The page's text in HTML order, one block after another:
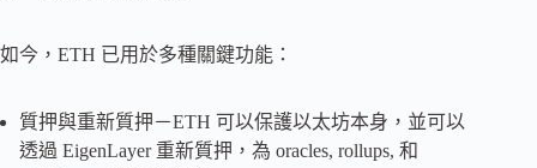
如今，ETH 已用於多種關鍵功能：
質押與重新質押－ETH 可以保護以太坊本身，並可以
透過 EigenLayer 重新質押，為 oracles, rollups, 和